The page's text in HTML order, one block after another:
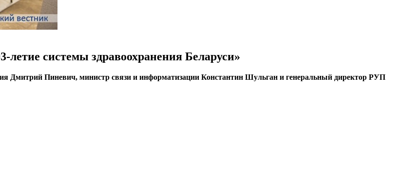
системы здравоохранения Беларуси»
Дмитрий Пиневич, министр связи и информатизации Константин Шульган и генеральный директор РУП